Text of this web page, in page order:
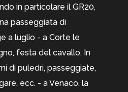
in particolare il GR20,
passeggiata di
a luglio - a Corte le
festa del cavallo. In
di puledri, passeggiate,
ecc. - a Venaco, la